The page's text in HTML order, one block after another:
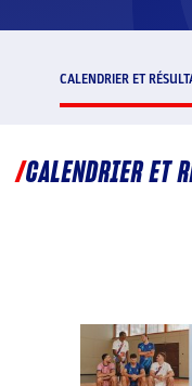
CALENDRIER ET
CALENDRIER ET